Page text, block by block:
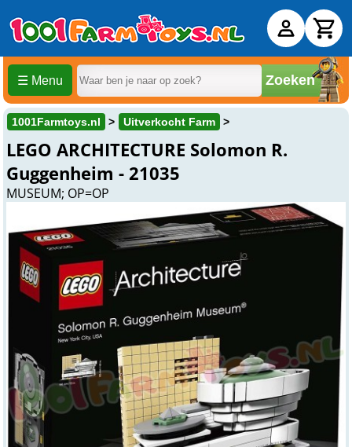
☰ Menu Zoeken
1001Farmtoys.nl Uitverkocht Farm
LEGO ARCHITECTURE Solomon R.
Guggenheim - 21035
MUSEUM; OP=OP